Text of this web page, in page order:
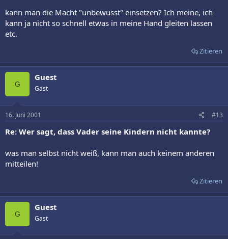
kann man die Macht "unbewusst" einsetzen? Ich meine, ich
kann ja nicht so schnell etwas in meine Hand gleiten lassen
etc.
Zitieren
G
Guest
Gast
16. Juni 2001 #13
Re: Wer sagt, dass Vader seine Kindern nicht kannte?
was man selbst nicht weiß, kann man auch keinem anderen
mitteilen!
Zitieren
G
Guest
Gast